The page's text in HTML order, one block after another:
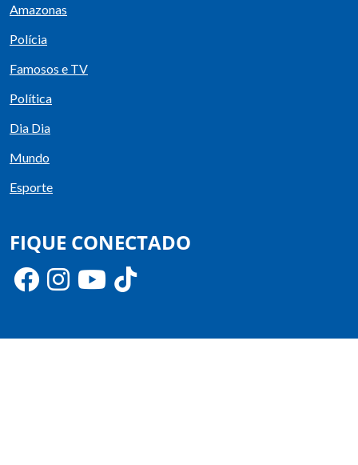
Amazonas
Polícia
Famosos e TV
Política
Dia Dia
Mundo
Esporte
FIQUE CONECTADO